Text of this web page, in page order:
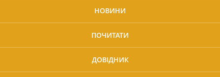
НОВИНИ
ПОЧИТАТИ
ДОВІДНИК